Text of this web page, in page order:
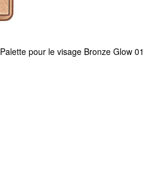
Palette pour le visage Bronze Glow 01